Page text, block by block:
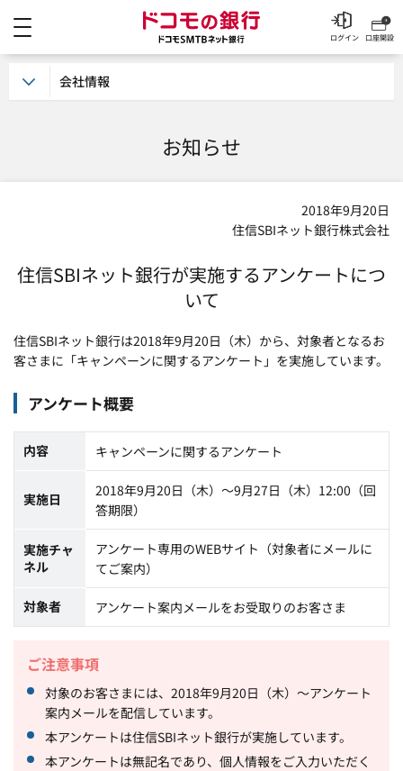
ドコモの銀行 ドコモ
口座開設
ログイン
お知らせ
2018年9月20日
住信SBIネット銀行株式会社
住信SBIネット銀行が実施するアンケートにつ
いて
住信SBIネット銀行は2018年9月20日（木）から、対象者となるお
客さまに「キャンペーンに関するアンケート」を実施しています。
アンケート概要
内容 キャンペーンに関するアンケート
実施日
2018年9月20日（木）～9月27日（木）12:00（回
答期限）
実施チャ
ネル
アンケート専用のWEBサイト（対象者にメールに
てご案内）
対象者 アンケート案内メールをお受取りのお客さま
ご注意事項
対象のお客さまには、2018年9月20日（木）～アンケート
案内メールを配信しています。
本アンケートは住信SBIネット銀行が実施しています。
本アンケートは無記名であり、個人情報をご入力いただく
会社情報